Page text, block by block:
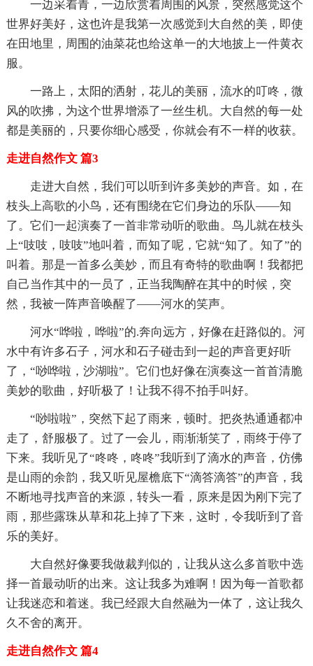
一边采着青，一边欣赏着周围的风景，突然感觉这个
世界好美好，这也许是我第一次感觉到大自然的美，即使
在田地里，周围的油菜花也给这单一的大地披上一件黄衣
服。
一路上，太阳的洒射，花儿的美丽，流水的叮咚，微
风的吹拂，为这个世界增添了一丝生机。大自然的每一处
都是美丽的，只要你细心感受，你就会有不一样的收获。
走进自然作文 篇3
走进大自然，我们可以听到许多美妙的声音。如，在
枝头上高歌的小鸟，还有围绕在它们身边的乐队——知
了。它们一起演奏了一首非常动听的歌曲。鸟儿就在枝头
上“吱吱，吱吱”地叫着，而知了呢，它就“知了。知了”的
叫着。那是一首多么美妙，而且有奇特的歌曲啊！我都把
自己当作其中的一员了，正当我陶醉在其中的时候，突
然，我被一阵声音唤醒了——河水的笑声。
河水“哗啦，哗啦”的.奔向远方，好像在赶路似的。河
水中有许多石子，河水和石子碰击到一起的声音更好听
了，“唦哗啦，沙湖啦”。它们也好像在演奏这一首首清脆
美妙的歌曲，好听极了！让我不得不拍手叫好。
“唦啦啦”，突然下起了雨来，顿时。把炎热通通都冲
走了，舒服极了。过了一会儿，雨渐渐笑了，雨终于停了
下来。我听见了“咚咚，咚咚”我听到了滴水的声音，仿佛
是山雨的余韵，我又听见屋檐底下“滴答滴答”的声音，我
不断地寻找声音的来源，转头一看，原来是因为刚下完了
雨，那些露珠从草和花上掉了下来，这时，令我听到了音
乐的美好。
大自然好像要我做裁判似的，让我从这么多首歌中选
择一首最动听的出来。这让我多为难啊！因为每一首歌都
让我迷恋和着迷。我已经跟大自然融为一体了，这让我久
久不舍的离开。
走进自然作文 篇4